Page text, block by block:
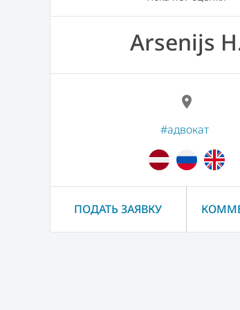
Arsenijs
location_on
#адвокат
ПОДАТЬ ЗАЯВКУ